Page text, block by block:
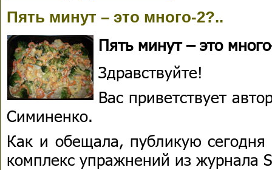
Пять минут – это много-2?..
Пять минут – это
Здравствуйте!
Вас приветствует
Симиненко.
Как и обещала, публикую
комплекс упражнений из журнала